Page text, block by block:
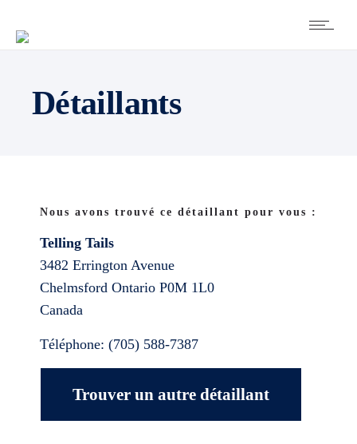
Détaillants
Nous avons trouvé ce détaillant pour vous :
Telling Tails
3482 Errington Avenue
Chelmsford Ontario P0M 1L0
Canada
Téléphone: (705) 588-7387
Trouver un autre détaillant